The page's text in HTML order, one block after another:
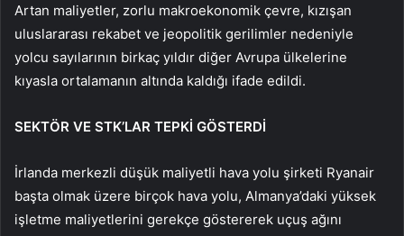
Artan maliyetler, zorlu makroekonomik çevre, kızışan
uluslararası rekabet ve jeopolitik gerilimler nedeniyle
yolcu sayılarının birkaç yıldır diğer Avrupa ülkelerine
kıyasla ortalamanın altında kaldığı ifade edildi.
SEKTÖR VE STK’LAR TEPKİ GÖSTERDİ
İrlanda merkezli düşük maliyetli hava yolu şirketi Ryanair
başta olmak üzere birçok hava yolu, Almanya’daki yüksek
işletme maliyetlerini gerekçe göstererek uçuş ağını